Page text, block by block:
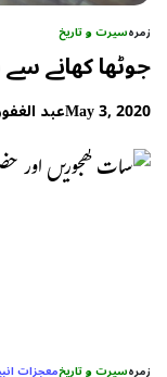
زمرہسیرت و تاریخ
جوٹھا کھانے
May 3, 2020عبد
زمرہسیرت و تاریخمعجزات